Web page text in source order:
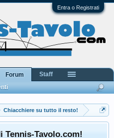
Entra o Registrati
Chiacchiere su tutto il resto!
Tennis-Tavolo.com!
Forum
Staff